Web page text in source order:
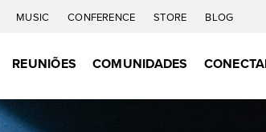
MUSIC CONFERENCE STORE BLOG
REUNIÕES COMUNIDADES